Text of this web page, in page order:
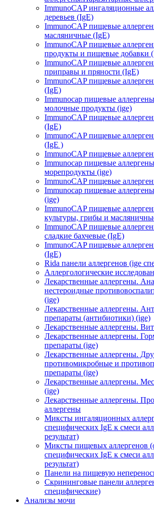
ImmunoCAP ингаляционные
деревьев (IgE)
ImmunoCAP пищевые
масляничные (IgE)
ImmunoCAP пищевые
продукты и пищевые добавки
ImmunoCAP пищевые
приправы и пряности (IgE)
ImmunoCAP пищевые
(IgE)
Immunocap пищевые
молочные продукты (ige)
ImmunoCAP пищевые
(IgE)
ImmunoCAP пищевые
(IgE )
ImmunoCAP пищевые
Immunocap пищевые
морепродукты (ige)
ImmunoCAP пищевые
Immunocap пищевые
(ige)
ImmunoCAP пищевые
культуры, грибы и
ImmunoCAP пищевые
сладкие бахчевые (IgE)
ImmunoCAP пищевые
(IgE)
Rida панели аллергенов (ige
Аллергологические
Лекарственные аллергены.
нестероидные
(ige)
Лекарственные аллергены.
препараты (антибиотики) (ige)
Лекарственные аллергены.
Лекарственные аллергены.
препараты (ige)
Лекарственные аллергены.
противомикробные и
препараты (ige)
Лекарственные аллергены.
(ige)
Лекарственные аллергены.
аллергены
Миксты ингаляционных
специфических IgE к смеси
результат)
Миксты пищевых аллергенов
специфических IgE к смеси
результат)
Панели на пищевую
Скрининговые панели
специфические)
Анализы мочи